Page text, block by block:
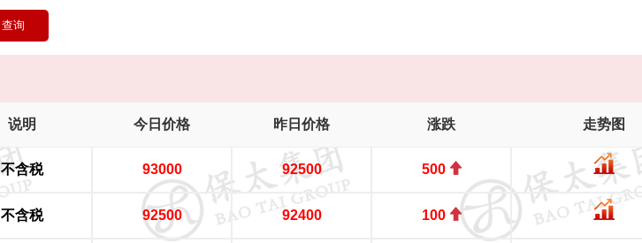
说明 今日价格 昨日价格 涨跌 走势图
不含税 93000 92500 500
不含税 92500 92400 100